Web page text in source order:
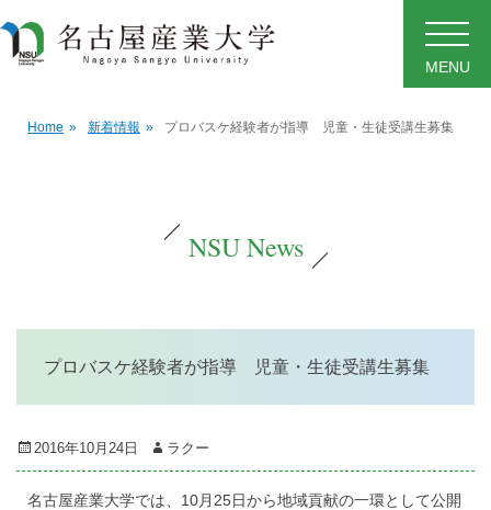
MENU
Home » 新着情報 » プロバスケ経験者が指導 児童・生徒受講生募集
NSU News
プロバスケ経験者が指導 児童・生徒受講生募集
Posted
on
2016年10月24日 Author
ラクー
名古屋産業大学では、10月25日から地域貢献の一環として公開